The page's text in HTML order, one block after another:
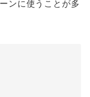
ンに使うことが多